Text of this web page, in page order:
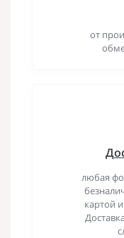
от
любая
картой